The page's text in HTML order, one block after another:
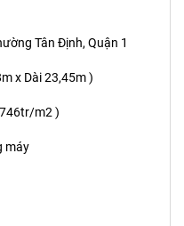
Tân Định, Quận 1
x Dài 23,45m )
m2 )
máy